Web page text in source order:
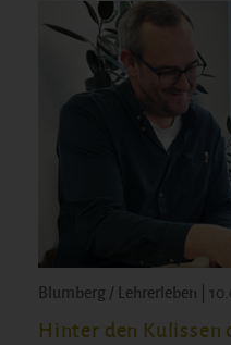
Blumberg / Lehrerleben |
Hinter den Kulissen